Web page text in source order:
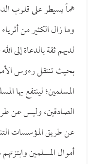
هماً يسيطر على قلوب
وما زال الكثير من
لديهم ثقة بالدعاة إلى
بحيث تنتقل رءوس
المسلمين؛ لينتفع بها
الصادقين، وليس عن
عن طريق المؤسسات
أموال المسلمين